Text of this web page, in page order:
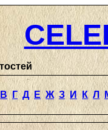
В Г Д Е Ж З И К Л